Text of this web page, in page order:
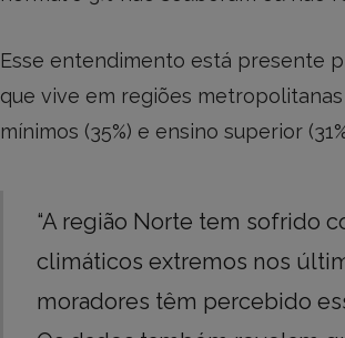
Esse entendimento está presente
que vive em regiões
mínimos (35%) e ensino superior
“A região Norte tem sofrido
climáticos extremos nos
moradores têm percebido